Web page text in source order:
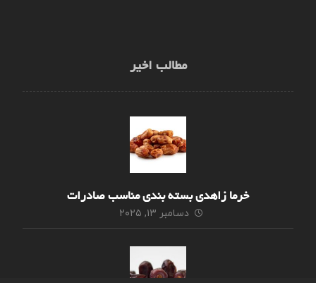
مطالب اخیر
خرما زاهدی بسته بندی مناسب صادرات
دسامبر ۱۳, ۲۰۲۵